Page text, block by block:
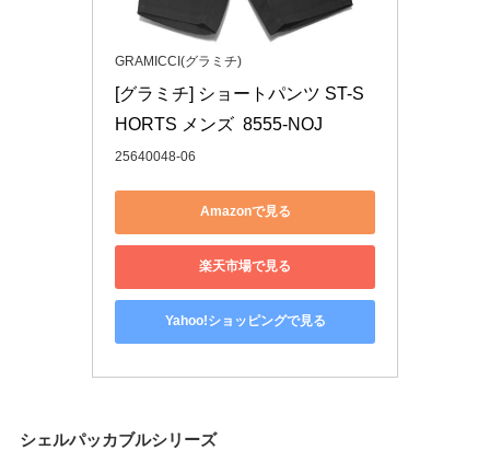
GRAMICCI(グラミチ)
[グラミチ] ショートパンツ ST-S
HORTS メンズ  8555-NOJ
25640048-06
Amazonで見る
楽天市場で見る
Yahoo!ショッピングで見る
シェルパッカブルシリーズ